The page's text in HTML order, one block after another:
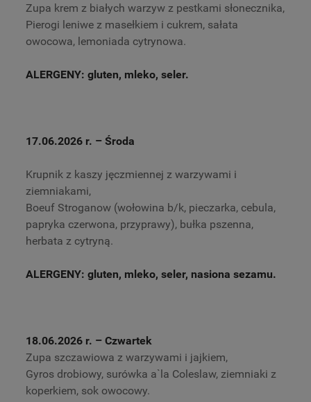
Zupa krem z białych warzyw z pestkami słonecznika,
Pierogi leniwe z masełkiem i cukrem, sałata
owocowa, lemoniada cytrynowa.
ALERGENY: gluten, mleko, seler.
17.06.2026 r. – Środa
Krupnik z kaszy jęczmiennej z warzywami i
ziemniakami,
Boeuf Stroganow (wołowina b/k, pieczarka, cebula,
papryka czerwona, przyprawy), bułka pszenna,
herbata z cytryną.
ALERGENY: gluten, mleko, seler, nasiona sezamu.
18.06.2026 r. – Czwartek
Zupa szczawiowa z warzywami i jajkiem,
Gyros drobiowy, surówka a`la Coleslaw, ziemniaki z
koperkiem, sok owocowy.